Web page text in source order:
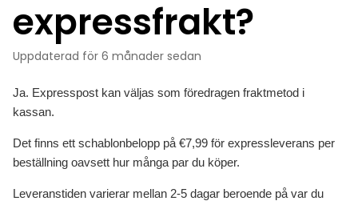
expressfrakt?
Uppdaterad för 6 månader sedan
Ja. Expresspost kan väljas som föredragen fraktmetod i
kassan.
Det finns ett schablonbelopp på €7,99 för expressleverans per
beställning oavsett hur många par du köper.
Leveranstiden varierar mellan 2-5 dagar beroende på var du